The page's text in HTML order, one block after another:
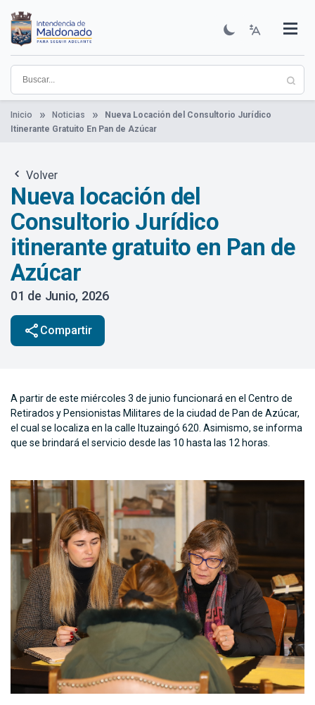
contenido
principal
Institucional
Municipios
Descubre Maldonado
Comunicación
Servicios
Guía De Trámites
Ver Noticias
Inicio Noticias
Nueva Locación del Consultorio Jurídico
Itinerante Gratuito En Pan de Azúcar
Volver
Nueva locación del
Consultorio Jurídico
itinerante gratuito en Pan de
Azúcar
01 de Junio, 2026
share Compartir
A partir de este miércoles 3 de junio funcionará en el Centro de
Retirados y Pensionistas Militares de la ciudad de Pan de Azúcar,
el cual se localiza en la calle Ituzaingó 620. Asimismo, se informa
que se brindará el servicio desde las 10 hasta las 12 horas.